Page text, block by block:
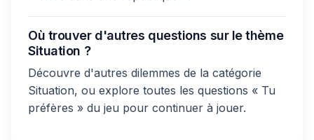
Où trouver d'autres questions sur le thème
Situation ?
Découvre d'autres dilemmes de la catégorie
Situation, ou explore toutes les questions « Tu
préfères » du jeu pour continuer à jouer.